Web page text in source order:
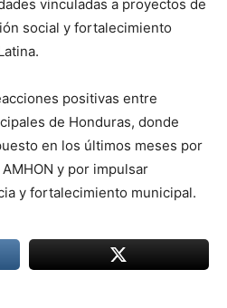
vinculadas a proyectos de
social y fortalecimiento
positivas entre
de Honduras, donde
en los últimos meses por
y por impulsar
y fortalecimiento municipal.